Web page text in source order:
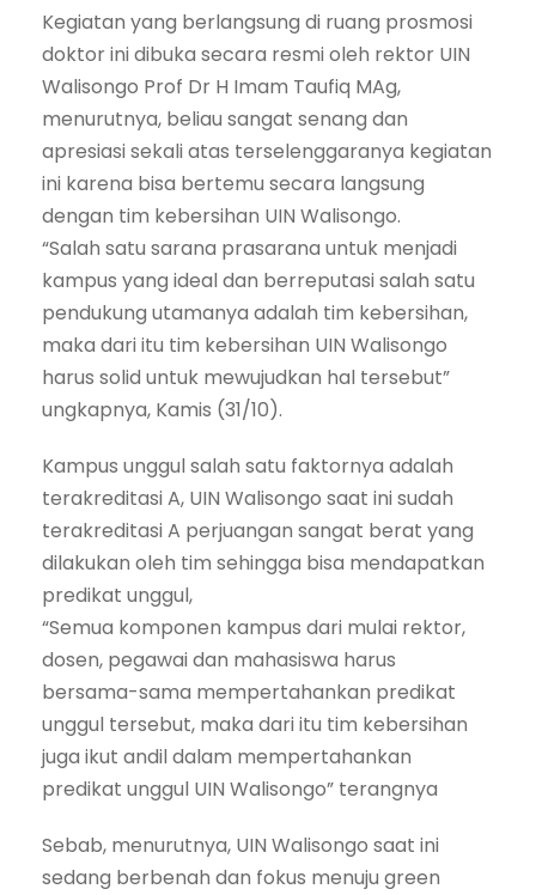
Kegiatan yang berlangsung di ruang prosmosi
doktor ini dibuka secara resmi oleh rektor UIN
Walisongo Prof Dr H Imam Taufiq MAg,
menurutnya, beliau sangat senang dan
apresiasi sekali atas terselenggaranya kegiatan
ini karena bisa bertemu secara langsung
dengan tim kebersihan UIN Walisongo.
“Salah satu sarana prasarana untuk menjadi
kampus yang ideal dan berreputasi salah satu
pendukung utamanya adalah tim kebersihan,
maka dari itu tim kebersihan UIN Walisongo
harus solid untuk mewujudkan hal tersebut”
ungkapnya, Kamis (31/10).
Kampus unggul salah satu faktornya adalah
terakreditasi A, UIN Walisongo saat ini sudah
terakreditasi A perjuangan sangat berat yang
dilakukan oleh tim sehingga bisa mendapatkan
predikat unggul,
“Semua komponen kampus dari mulai rektor,
dosen, pegawai dan mahasiswa harus
bersama-sama mempertahankan predikat
unggul tersebut, maka dari itu tim kebersihan
juga ikut andil dalam mempertahankan
predikat unggul UIN Walisongo” terangnya
Sebab, menurutnya, UIN Walisongo saat ini
sedang berbenah dan fokus menuju green